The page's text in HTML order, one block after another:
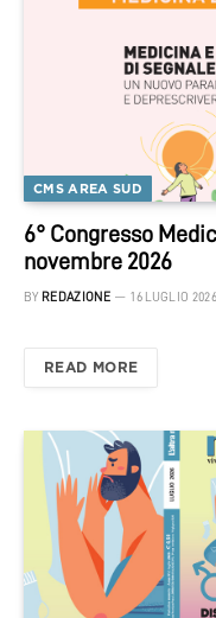
CMS AREA SUD
6° Congresso
novembre 2026
BY REDAZIONE 16 LUGLIO 2026
READ MORE